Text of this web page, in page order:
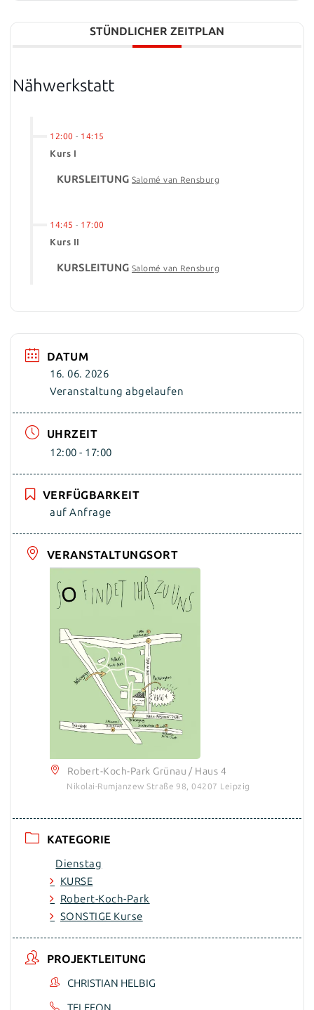
STÜNDLICHER ZEITPLAN
Nähwerkstatt
12:00 - 14:15
Kurs I
KURSLEITUNG Salomé van Rensburg
14:45 - 17:00
Kurs II
KURSLEITUNG Salomé van Rensburg
DATUM
16. 06. 2026
Veranstaltung abgelaufen
UHRZEIT
12:00 - 17:00
VERFÜGBARKEIT
auf Anfrage
VERANSTALTUNGSORT
Robert-Koch-Park Grünau / Haus 4
Nikolai-Rumjanzew Straße 98, 04207 Leipzig
KATEGORIE
Dienstag
KURSE
Robert-Koch-Park
SONSTIGE Kurse
PROJEKTLEITUNG
CHRISTIAN HELBIG